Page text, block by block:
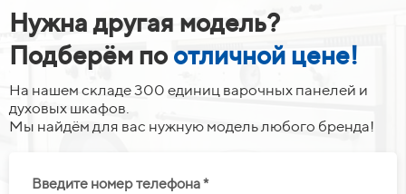
Бесплатная доставка
Заказать выгодно
Нужна другая модель?
Подберём поотличной цене!
На нашем складе 300 единиц варочных панелей и
духовых шкафов.
Мы найдём для вас нужную модель любого бренда!
Введите номер телефона *